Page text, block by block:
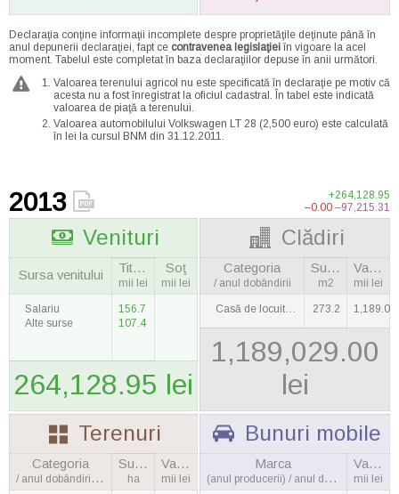
Declaraţia conţine informaţii incomplete despre proprietăţile deţinute până în
anul depunerii declaraţiei, fapt ce contravenea legislaţieiîn vigoare la acel
moment. Tabelul este completat în baza declaraţiilor depuse în anii următori.
Valoarea terenului agricol nu este specificată în declaraţie pe motiv că
acesta nu a fost înregistrat la oficiul cadastral. În tabel este indicată
valoarea de piaţă a terenului.
Valoarea automobilului Volkswagen LT 28 (2,500 euro) este calculată
în lei la cursul BNM din 31.12.2011.
2013
+264,128.95
–0.00 –97,215.31
Venituri
Sursa venitului Titulara
mii lei
Soţ
mii lei
Salariu
Alte surse
156.7
107.4
264,128.95 lei
Clădiri
Categoria
/ anul dobândirii
Suprafaţa
m2
Valoarea
mii lei
Casă de locuit / 2007 273.2 1,189.0
1,189,029.00
lei
Terenuri
Categoria
/ anul dobândirii, cantitatea
Suprafaţa
ha
Valoarea
mii lei
Bunuri mobile
Marca
(anul producerii) / anul dobândirii
Valoarea
mii lei